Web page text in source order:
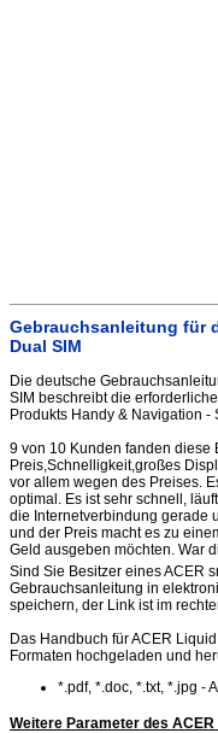
Gebrauchsanleitung für
Dual SIM
Die deutsche
SIM beschreibt die
Produkts Handy & Navigation
9 von 10 Kunden fanden diese
Preis,Schnelligkeit,großes
vor allem wegen des Preises.
optimal. Es ist sehr schnell,
die Internetverbindung gerade
und der Preis macht es zu
Geld ausgeben möchten. War
Sind Sie Besitzer eines ACER
Gebrauchsanleitung in
speichern, der Link ist im
Das Handbuch für ACER
Formaten hochgeladen und
*.pdf, *.doc, *.txt, *.jpg -
Weitere Parameter des ACER